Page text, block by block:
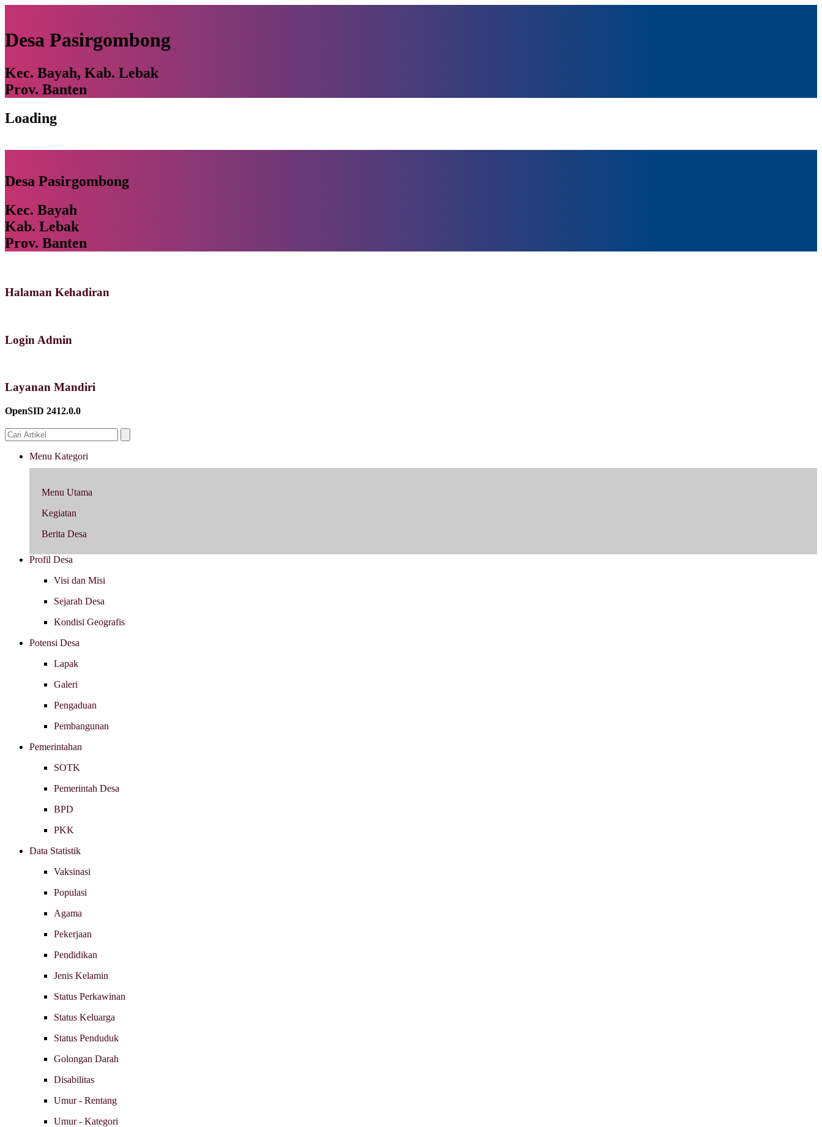
Desa Pasirgombong
Kec. Bayah, Kab. Lebak
Prov. Banten
Loading
Desa Pasirgombong
Kec. Bayah
Kab. Lebak
Prov. Banten
Halaman Kehadiran
Login Admin
Layanan Mandiri
OpenSID 2412.0.0
Menu Kategori
Menu Utama
Kegiatan
Berita Desa
Profil Desa
Visi dan Misi
Sejarah Desa
Kondisi Geografis
Potensi Desa
Lapak
Galeri
Pengaduan
Pembangunan
Pemerintahan
SOTK
Pemerintah Desa
BPD
PKK
Data Statistik
Vaksinasi
Populasi
Agama
Pekerjaan
Pendidikan
Jenis Kelamin
Status Perkawinan
Status Keluarga
Status Penduduk
Golongan Darah
Disabilitas
Umur - Rentang
Umur - Kategori